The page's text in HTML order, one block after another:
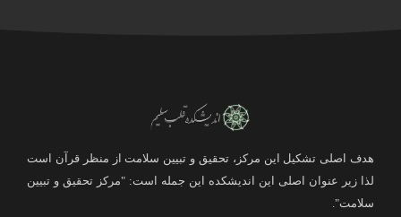
هدف اصلی تشکیل این مرکز، تحقیق و تبیین سلامت از منظر قرآن است
لذا زیر عنوان اصلی این اندیشکده این جمله است: "مرکز تحقیق و تبیین
سلامت".